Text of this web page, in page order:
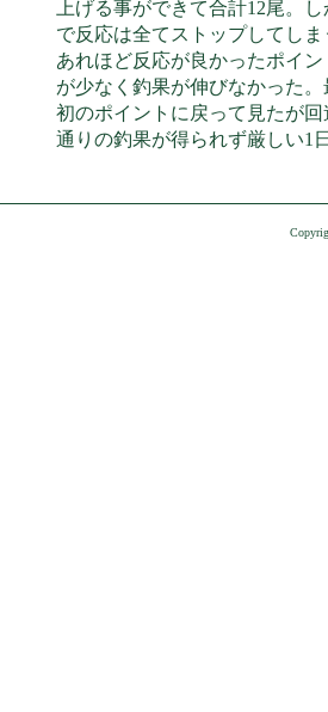
上げる事ができて合計12尾。
で反応は全てストップしてし
あれほど反応が良かったポイ
が少なく釣果が伸びなかった
初のポイントに戻って見たが
通りの釣果が得られず厳しい1